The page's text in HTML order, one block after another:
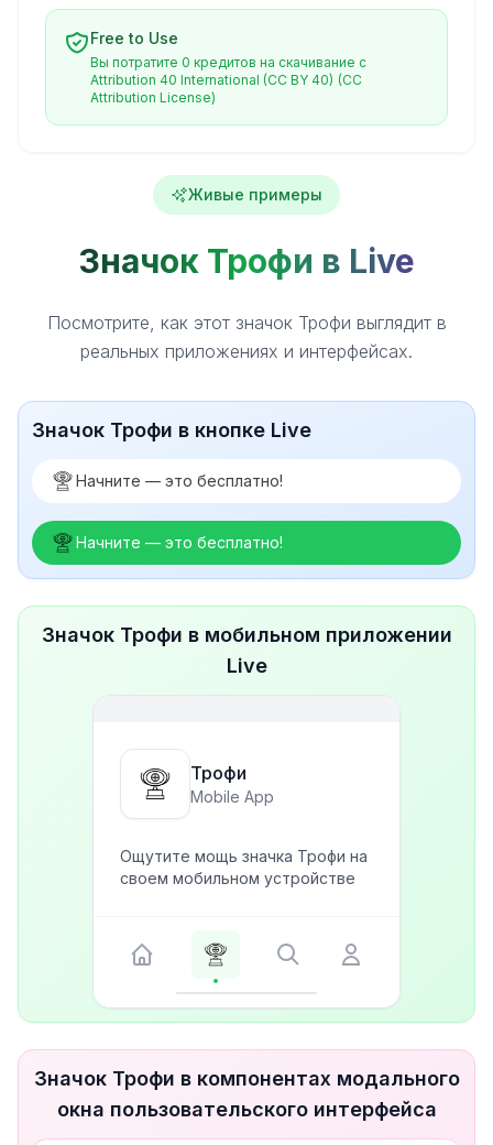
Free to Use
Вы потратите 0 кредитов на скачивание с
Attribution 40 International (CC BY 40) (CC
Attribution License)
Живые примеры
Значок Трофи в Live
Посмотрите, как этот значок Трофи выглядит в
реальных приложениях и интерфейсах.
Значок Трофи в кнопке Live
Начните — это бесплатно!
Начните — это бесплатно!
Значок Трофи в мобильном приложении
Live
Трофи
Mobile App
Ощутите мощь значка Трофи на
своем мобильном устройстве
Значок Трофи в компонентах модального
окна пользовательского интерфейса